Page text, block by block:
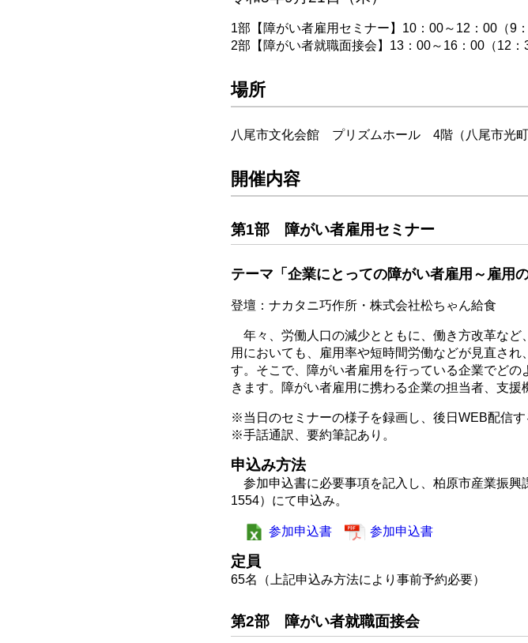
1部【障がい者雇用セミナー】10：00～12：00（9：
2部【障がい者就職面接会】13：00～16：00（12：
場所
八尾市文化会館 プリズムホール 4階（八尾市光町
開催内容
第1部 障がい者雇用セミナー
テーマ「企業にとっての障がい者雇用～雇用
登壇：ナカタニ巧作所・株式会社松ちゃん給食
年々、労働人口の減少とともに、働き方改革など
用においても、雇用率や短時間労働などが見直さ
す。そこで、障がい者雇用を行っている企業でど
きます。障がい者雇用に携わる企業の担当者、支援
※当日のセミナーの様子を録画し、後日WEB配信す
※手話通訳、要約筆記あり。
申込み方法
参加申込書に必要事項を記入し、柏原市産業振興
1554）にて申込み。
参加申込書 参加申込書
定員
65名（上記申込み方法により事前予約必要）
第2部 障がい者就職面接会